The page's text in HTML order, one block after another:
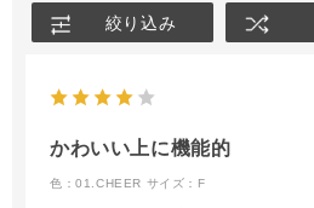
絞り込み
かわいい上に機能的
色：01.CHEER サイズ：F